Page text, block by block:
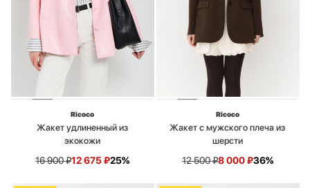
Ricoco
Жакет удлиненный из
экокожи
16 900₽12 675₽25%
Ricoco
Жакет с мужского плеча из
шерсти
12 500₽8 000₽36%